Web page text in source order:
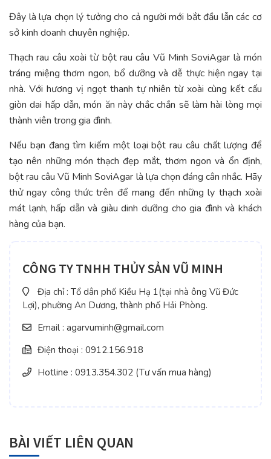
Đây là lựa chọn lý tưởng cho cả người mới bắt đầu lẫn các cơ
sở kinh doanh chuyên nghiệp.
Thạch rau câu xoài từ bột rau câu Vũ Minh SoviAgar là món
tráng miệng thơm ngon, bổ dưỡng và dễ thực hiện ngay tại
nhà. Với hương vị ngọt thanh tự nhiên từ xoài cùng kết cấu
giòn dai hấp dẫn, món ăn này chắc chắn sẽ làm hài lòng mọi
thành viên trong gia đình.
Nếu bạn đang tìm kiếm một loại bột rau câu chất lượng để
tạo nên những món thạch đẹp mắt, thơm ngon và ổn định,
bột rau câu Vũ Minh SoviAgar là lựa chọn đáng cân nhắc. Hãy
thử ngay công thức trên để mang đến những ly thạch xoài
mát lạnh, hấp dẫn và giàu dinh dưỡng cho gia đình và khách
hàng của bạn.
CÔNG TY TNHH THỦY SẢN VŨ MINH
Địa chỉ : Tổ dân phố Kiều Hạ 1(tại nhà ông Vũ Đức
Lợi), phường An Dương, thành phố Hải Phòng.
Email : agarvuminh@gmail.com
Điện thoại : 0912.156.918
Hotline : 0913.354.302 (Tư vấn mua hàng)
BÀI VIẾT LIÊN QUAN